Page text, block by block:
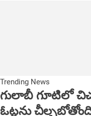
Trending News
గులాబీ గూటిలో
ఓట్లను